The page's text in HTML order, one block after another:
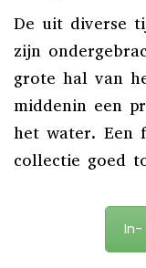
De uit diverse
zijn
grote hal van
middenin een
het water. Een
collectie goed
In-